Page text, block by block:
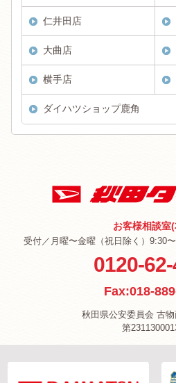
仁井田店
大曲店
横手店
ダイハツショップ鹿角
お客様相談室
受付／月曜〜金曜（祝日除く）9:30
0120-
Fax:018-
秋田県公安委員会 古
第